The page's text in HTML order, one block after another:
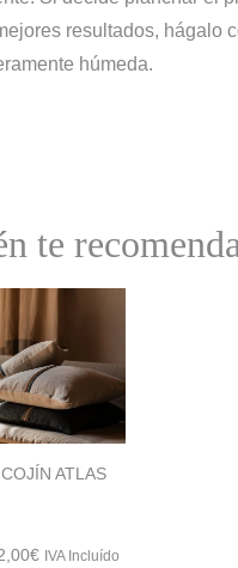
resultados, hágalo
húmeda.
te
ATLAS
€Rango
IVA Incluído